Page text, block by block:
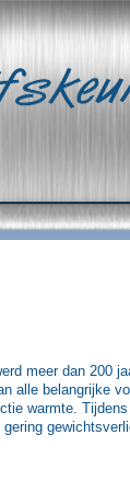
meer dan 200
alle belangrijke
warmte.